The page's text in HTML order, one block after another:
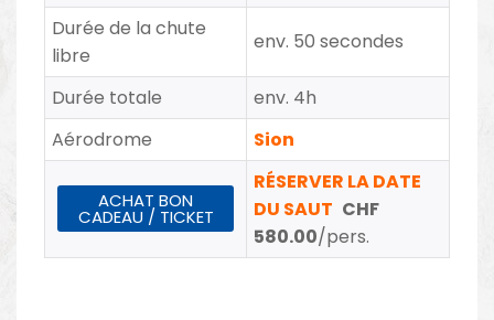
Durée de la chute
libre
env. 50 secondes
Durée totale
env. 4h
Aérodrome
Sion
ACHAT BON
CADEAU / TICKET
RÉSERVER LA DATE
DU SAUT CHF
580.00/pers.